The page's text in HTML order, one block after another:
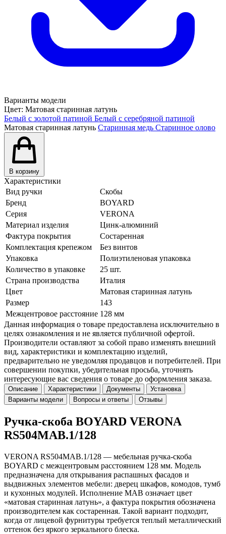
Варианты модели
Цвет: Матовая старинная латунь
Белый с золотой патиной Белый с серебряной патиной
Матовая старинная латунь Старинная медь Старинное олово
В корзину
Характеристики
Вид ручки
Скобы
Бренд
BOYARD
Серия
VERONA
Материал изделия
Цинк-алюминий
Фактура покрытия
Состаренная
Комплектация крепежом
Без винтов
Упаковка
Полиэтиленовая упаковка
Количество в упаковке
25 шт.
Страна производства
Италия
Цвет
Матовая старинная латунь
Размер
143
Межцентровое расстояние 128 мм
Данная информация о товаре предоставлена исключительно в
целях ознакомления и не является публичной офертой.
Производители оставляют за собой право изменять внешний
вид, характеристики и комплектацию изделий,
предварительно не уведомляя продавцов и потребителей. При
совершении покупки, убедительная просьба, уточнять
интересующие вас сведения о товаре до оформления заказа.
Описание Характеристики Документы
Установка
Варианты модели
Вопросы и ответы Отзывы
Ручка-скоба BOYARD VERONA
RS504MAB.1/128
VERONA RS504MAB.1/128 — мебельная ручка-скоба
BOYARD с межцентровым расстоянием 128 мм. Модель
предназначена для открывания распашных фасадов и
выдвижных элементов мебели: дверец шкафов, комодов, тумб
и кухонных модулей. Исполнение MAB означает цвет
«матовая старинная латунь», а фактура покрытия обозначена
производителем как состаренная. Такой вариант подходит,
когда от лицевой фурнитуры требуется теплый металлический
оттенок без яркого зеркального блеска.